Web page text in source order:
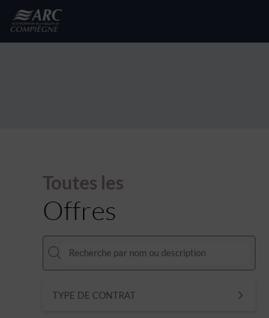
Toutes les
Offres
TYPE DE CONTRAT